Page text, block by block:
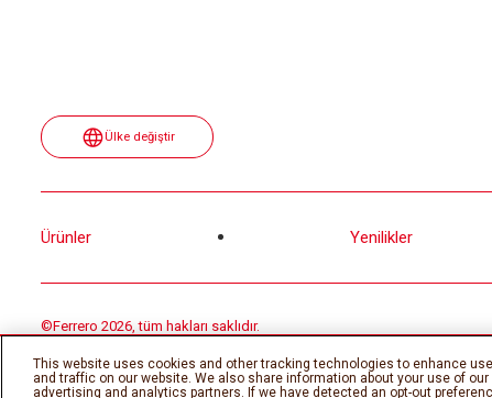
Ülke değiştir
Ürünler Yenilikler
©Ferrero 2026, tüm hakları saklıdır.
This website uses cookies and other tracking technologies to enhance
and traffic on our website. We also share information about your use of
advertising and analytics partners. If we have detected an opt-out